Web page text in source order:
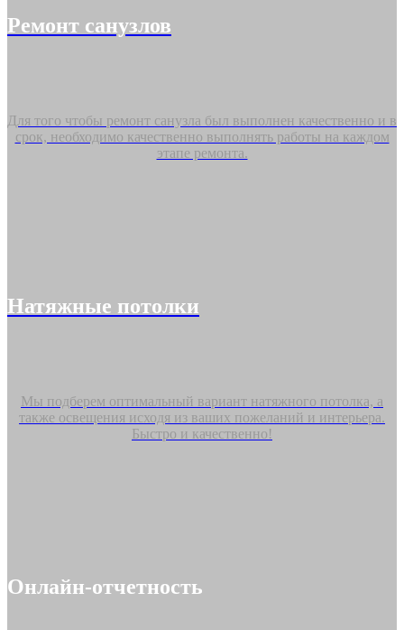
Ремонт санузлов
Для того чтобы ремонт санузла был выполнен качественно и в
срок, необходимо качественно выполнять работы на каждом
этапе ремонта.
Натяжные потолки
Мы подберем оптимальный вариант натяжного потолка, а
также освещения исходя из ваших пожеланий и интерьера.
Быстро и качественно!
Онлайн-отчетность